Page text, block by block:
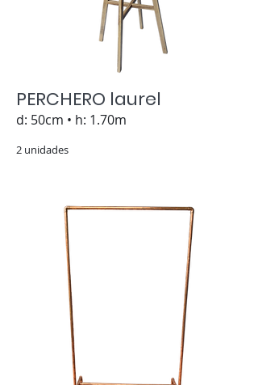
PERCHERO laurel
d: 50cm • h: 1.70m
2 unidades